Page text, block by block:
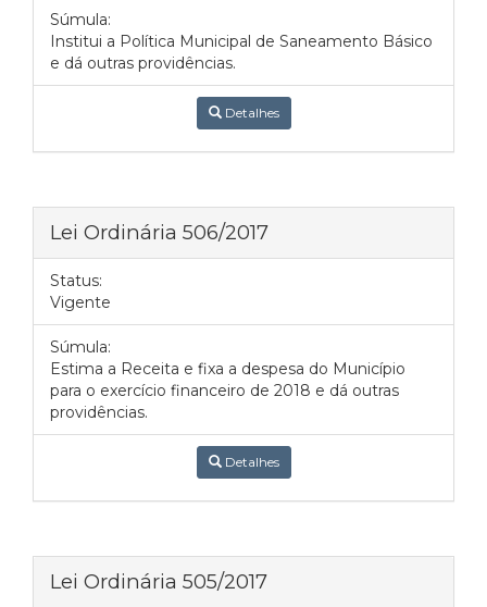
Súmula:
Institui a Política Municipal de Saneamento Básico
e dá outras providências.
Detalhes
Lei Ordinária 506/2017
Status:
Vigente
Súmula:
Estima a Receita e fixa a despesa do Município
para o exercício financeiro de 2018 e dá outras
providências.
Detalhes
Lei Ordinária 505/2017